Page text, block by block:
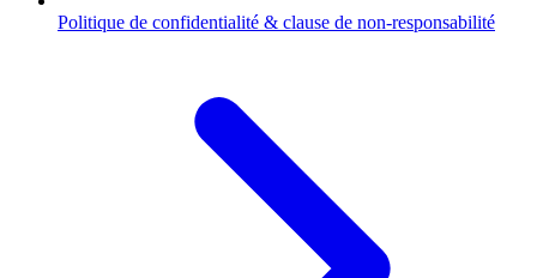
Politique de confidentialité & clause de non-responsabilité